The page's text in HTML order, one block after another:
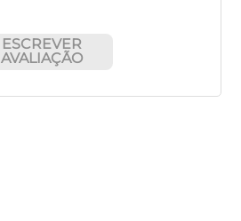
ESCREVER
AVALIAÇÃO